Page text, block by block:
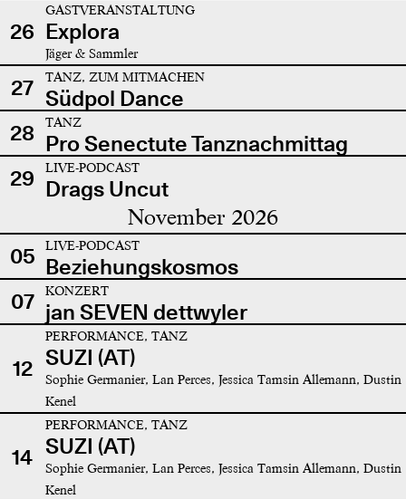
26
GASTVERANSTALTUNG
Explora
Jäger & Sammler
27 TANZ, ZUM MITMACHEN
Südpol Dance
28
TANZ
Pro Senectute Tanznachmittag
29
LIVE-PODCAST
Drags Uncut
November 2026
05 LIVE-PODCAST
Beziehungskosmos
07
KONZERT
jan SEVEN dettwyler
12
PERFORMANCE, TANZ
SUZI (AT)
Sophie Germanier, Lan Perces, Jessica Tamsin Allemann, Dustin
Kenel
14
PERFORMANCE, TANZ
SUZI (AT)
Sophie Germanier, Lan Perces, Jessica Tamsin Allemann, Dustin
Kenel